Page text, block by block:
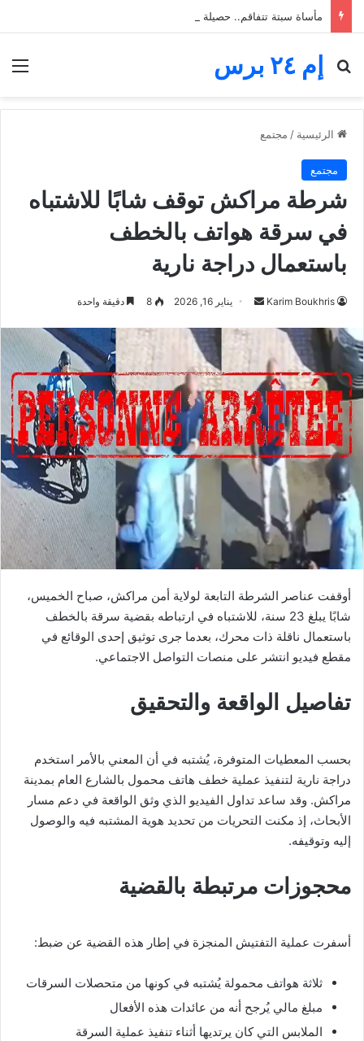
مأساة سبتة تتفاقم.. حصيلة محاولة العبور ترتفع إلى 82 قتيلاً
إم ٢٤ برس
بحث عن
الرئيسية / مجتمع
مجتمع
شرطة مراكش توقف شابًا للاشتباه
في سرقة هواتف بالخطف
باستعمال دراجة نارية
Karim Boukhris
أرسل
إلكترونيا
يناير 16, 2026 8 دقيقة واحدة
أوقفت عناصر الشرطة التابعة لولاية أمن مراكش، صباح الخميس،
شابًا يبلغ 23 سنة، للاشتباه في ارتباطه بقضية سرقة بالخطف
باستعمال ناقلة ذات محرك، بعدما جرى توثيق إحدى الوقائع في
مقطع فيديو انتشر على منصات التواصل الاجتماعي.
تفاصيل الواقعة والتحقيق
بحسب المعطيات المتوفرة، يُشتبه في أن المعني بالأمر استخدم
دراجة نارية لتنفيذ عملية خطف هاتف محمول بالشارع العام بمدينة
مراكش. وقد ساعد تداول الفيديو الذي وثق الواقعة في دعم مسار
الأبحاث، إذ مكنت التحريات من تحديد هوية المشتبه فيه والوصول
إليه وتوقيفه.
محجوزات مرتبطة بالقضية
أسفرت عملية التفتيش المنجزة في إطار هذه القضية عن ضبط:
ثلاثة هواتف محمولة يُشتبه في كونها من متحصلات السرقات
مبلغ مالي يُرجح أنه من عائدات هذه الأفعال
الملابس التي كان يرتديها أثناء تنفيذ عملية السرقة